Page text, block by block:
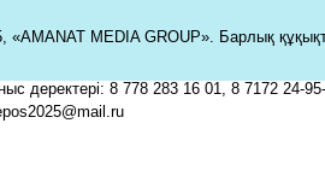
«AMANAT MEDIA GROUP». Барлық
деректері: 8 778 283 16 01, 8 7172 24-